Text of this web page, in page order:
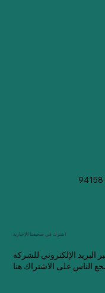
اشترك في صحيفتنا الإخبارية